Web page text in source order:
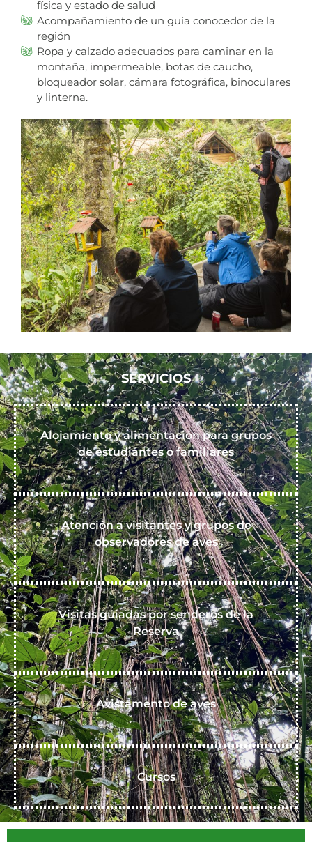
física y estado de salud
Acompañamiento de un guía conocedor de la
región
Ropa y calzado adecuados para caminar en la
montaña, impermeable, botas de caucho,
bloqueador solar, cámara fotográfica, binoculares
y linterna.
SERVICIOS
Alojamiento y alimentación para grupos
de estudiantes o familiares
Atención a visitantes y grupos de
observadores de aves
Visitas guiadas por senderos de la
Reserva
Avistamento de aves
Cursos